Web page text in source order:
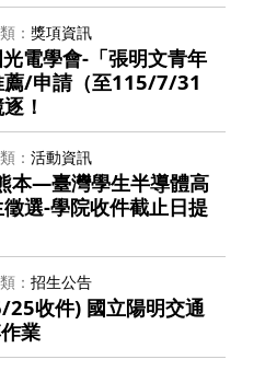
獎項資訊
電學會-「張明文青年
薦/申請（至115/7/31
！
活動資訊
本—臺灣學生半導體高
選-學院收件截止日提
招生公告
25收件) 國立陽明交通
業